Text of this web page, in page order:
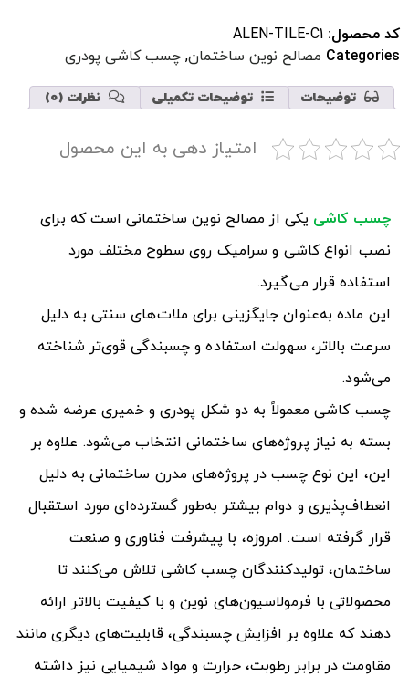
کد محصول: ALEN-TILE-C1
Categories مصالح نوین ساختمان, چسب کاشی پودری
توضیحات توضیحات تکمیلی نظرات (0)
امتیاز دهی به این محصول
چسب کاشی یکی از مصالح نوین ساختمانی است که برای
نصب انواع کاشی و سرامیک روی سطوح مختلف مورد
استفاده قرار می‌گیرد.
این ماده به‌عنوان جایگزینی برای ملات‌های سنتی به دلیل
سرعت بالاتر، سهولت استفاده و چسبندگی قوی‌تر شناخته
می‌شود.
چسب کاشی معمولاً به دو شکل پودری و خمیری عرضه شده و
بسته به نیاز پروژه‌های ساختمانی انتخاب می‌شود. علاوه بر
این، این نوع چسب در پروژه‌های مدرن ساختمانی به دلیل
انعطاف‌پذیری و دوام بیشتر به‌طور گسترده‌ای مورد استقبال
قرار گرفته است. امروزه، با پیشرفت فناوری و صنعت
ساختمان، تولیدکنندگان چسب کاشی تلاش می‌کنند تا
محصولاتی با فرمولاسیون‌های نوین و با کیفیت بالاتر ارائه
دهند که علاوه بر افزایش چسبندگی، قابلیت‌های دیگری مانند
مقاومت در برابر رطوبت، حرارت و مواد شیمیایی نیز داشته